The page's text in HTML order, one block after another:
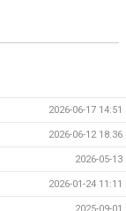
2026-06-17 14:51
2026-06-12 18:36
2026-05-13
2026-01-24 11:11